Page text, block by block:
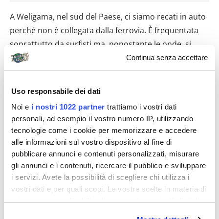
Continua senza accettare
Uso responsabile dei dati
Noi e i nostri 1022 partner trattiamo i vostri dati
personali, ad esempio il vostro numero IP, utilizzando
tecnologie come i cookie per memorizzare e accedere
alle informazioni sul vostro dispositivo al fine di
pubblicare annunci e contenuti personalizzati, misurare
gli annunci e i contenuti, ricercare il pubblico e sviluppare
i servizi. Avete la possibilità di scegliere chi utilizza i
vostri dati e per quali scopi. Le vostre scelte in materia di
privacy sono applicabili solo su questa proprietà digitale
A Weligama, nel sud del Paese, ci siamo recati in auto
perché non è collegata dalla ferrovia. È frequentata
soprattutto da surfisti ma, nonostante le onde, si
possono fare delle belle nuotate nell’oceano. Anche i
dintorni sono interessanti. Galle, per esempio, è una
edifici ricordano come in passato sia stata
conquistata dai portoghesi, dagli olandesi e dagli
inglesi.
Abbiamo terminato la nostra visita dello Sri Lanka
tornando in treno, comodamente seduti, a Colombo
e raggiungendo di nuovo Negombo per un’ultima
notte nel Paese.